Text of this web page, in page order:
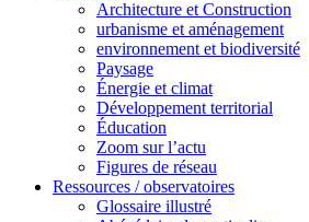
Architecture et Construction
urbanisme et aménagement
environnement et biodiversité
Paysage
Énergie et climat
Développement territorial
Éducation
Zoom sur l’actu
Figures de réseau
Ressources / observatoires
Glossaire illustré